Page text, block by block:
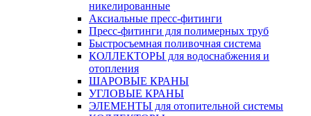
никелированные
Аксиальные пресс-фитинги
Пресс-фитинги для полимерных труб
Быстросъемная поливочная система
КОЛЛЕКТОРЫ для водоснабжения и
отопления
ШАРОВЫЕ КРАНЫ
УГЛОВЫЕ КРАНЫ
ЭЛЕМЕНТЫ для отопительной системы